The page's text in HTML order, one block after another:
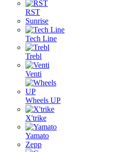
RST
Sunrise
Tech Line
Trebl
Venti
Wheels UP
X'trike
Yamato
Zepp